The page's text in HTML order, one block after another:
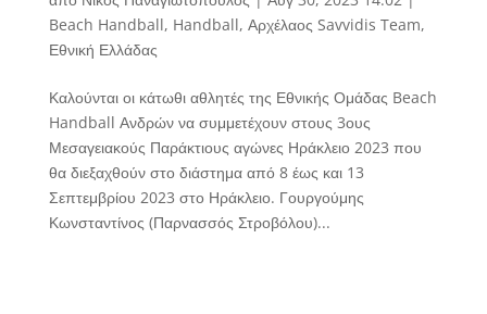
Beach Handball, Handball, Αρχέλαος Savvidis Team,
Εθνική Ελλάδας
Καλούνται οι κάτωθι αθλητές της Εθνικής Ομάδας Beach
Handball Ανδρών να συμμετέχουν στους 3ους
Μεσαγειακούς Παράκτιους αγώνες Ηράκλειο 2023 που
θα διεξαχθούν στο διάστημα από 8 έως και 13
Σεπτεμβρίου 2023 στο Ηράκλειο. Γουργούμης
Κωνσταντίνος (Παρνασσός Στροβόλου)...